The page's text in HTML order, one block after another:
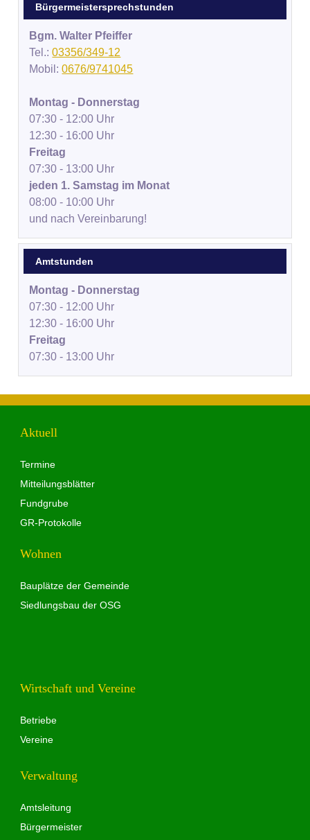
Bürgermeistersprechstunden
Bgm. Walter Pfeiffer
Tel.:03356/349-12
Mobil:0676/9741045
Montag - Donnerstag
07:30 - 12:00 Uhr
12:30 - 16:00 Uhr
Freitag
07:30 - 13:00 Uhr
jeden 1. Samstag im Monat
08:00 - 10:00 Uhr
und nach Vereinbarung!
Amtstunden
Montag - Donnerstag
07:30 - 12:00 Uhr
12:30 - 16:00 Uhr
Freitag
07:30 - 13:00 Uhr
Aktuell
Termine
Mitteilungsblätter
Fundgrube
GR-Protokolle
Wohnen
Bauplätze der Gemeinde
Siedlungsbau der OSG
Wirtschaft und Vereine
Betriebe
Vereine
Verwaltung
Amtsleitung
Bürgermeister